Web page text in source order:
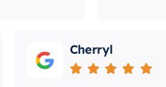
Cherryl